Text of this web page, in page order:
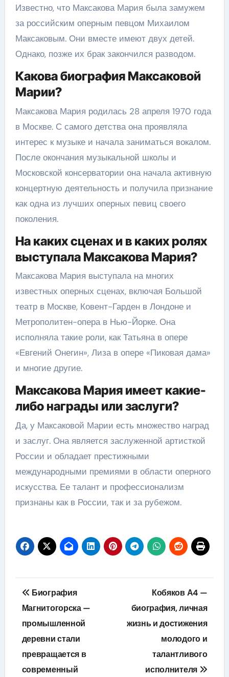
Известно, что Максакова Мария была замужем
за российским оперным певцом Михаилом
Максаковым. Они вместе имеют двух детей.
Однако, позже их брак закончился разводом.
Какова биография Максаковой
Марии?
Максакова Мария родилась 28 апреля 1970 года
в Москве. С самого детства она проявляла
интерес к музыке и начала заниматься вокалом.
После окончания музыкальной школы и
Московской консерватории она начала активную
концертную деятельность и получила признание
как одна из лучших оперных певиц своего
поколения.
На каких сценах и в каких ролях
выступала Максакова Мария?
Максакова Мария выступала на многих
известных оперных сценах, включая Большой
театр в Москве, Ковент-Гарден в Лондоне и
Метрополитен-опера в Нью-Йорке. Она
исполняла такие роли, как Татьяна в опере
«Евгений Онегин», Лиза в опере «Пиковая дама»
и многие другие.
Максакова Мария имеет какие-
либо награды или заслуги?
Да, у Максаковой Марии есть множество наград
и заслуг. Она является заслуженной артисткой
России и обладает престижными
международными премиями в области оперного
искусства. Ее талант и профессионализм
признаны как в России, так и за рубежом.
Навигация
по
записям
Биография
Магнитогорска —
промышленной
деревни стали
превращается в
современный
Кобяков А4 —
биография, личная
жизнь и достижения
молодого и
талантливого
исполнителя